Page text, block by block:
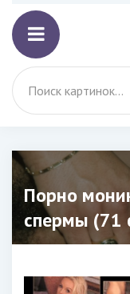
Порно
спермы (71